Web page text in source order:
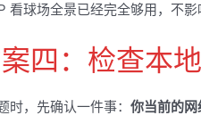
看球场全景已经完全够用，不影
四：检查本
时，先确认一件事： 你当前的网